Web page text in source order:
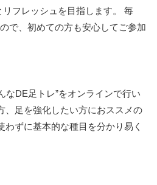
フレッシュを目指します。 毎
で、初めての方も安心してご参加
なDE足トレ”をオンラインで行い
、足を強化したい方におススメの
わずに基本的な種目を分かり易く